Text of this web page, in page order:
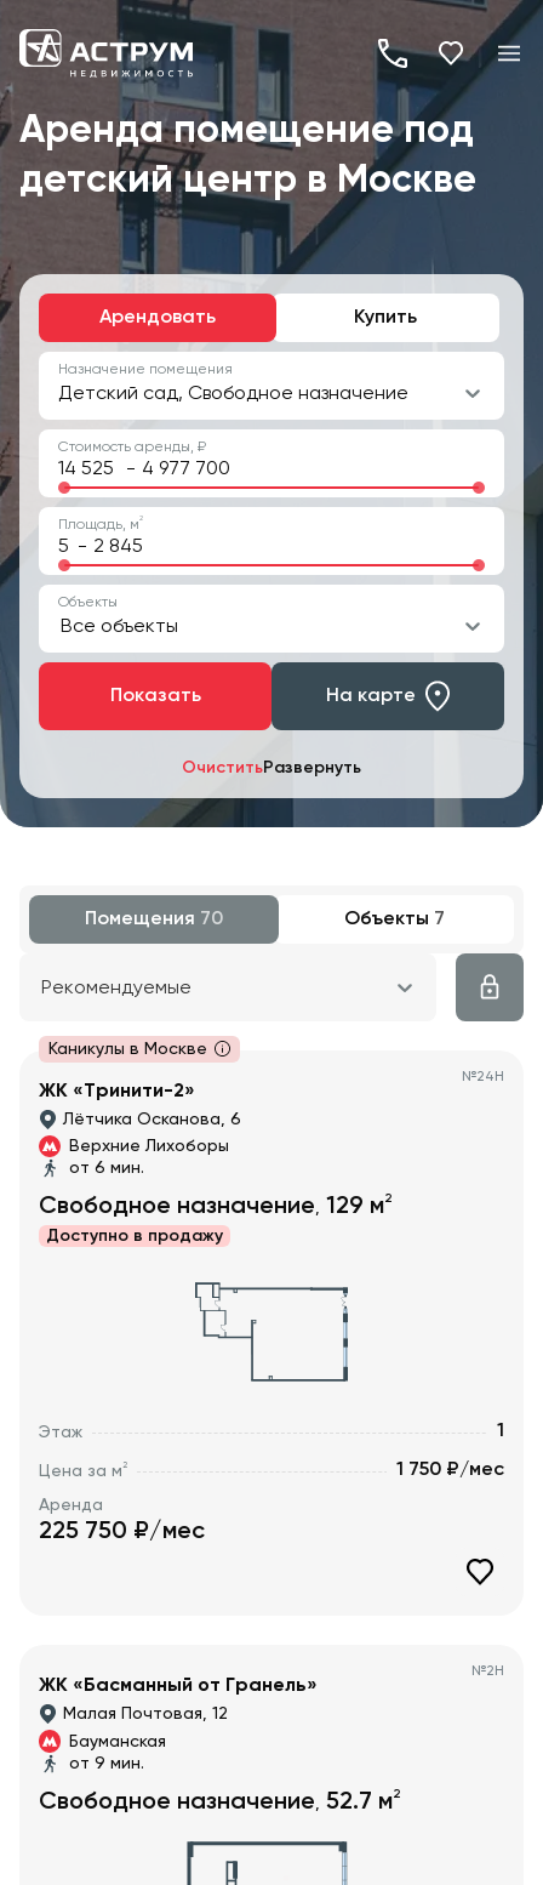
+7
(495)
260-
19-
Аренда помещение под
детский центр в Москве
Арендовать Купить
ОчиститьРазвернуть
Назначение помещения
Детский сад, Свободное назначение
Стоимость аренды, ₽
-
Площадь, м2
-
Объекты
Все объекты
Показать На карте
Помещения 70 Объекты 7
Рекомендуемые
Каникулы в Москве
№24Н
ЖК «Тринити-2»
Лётчика Осканова, 6
Верхние Лихоборы
от 6 мин.
Свободное назначение, 129 м2
Доступно в продажу
Этаж 1
Цена за м2 1 750 ₽/мес
Аренда
225 750 ₽/мес
№2Н
ЖК «Басманный от Гранель»
Малая Почтовая, 12
Бауманская
от 9 мин.
Свободное назначение, 52.7 м2